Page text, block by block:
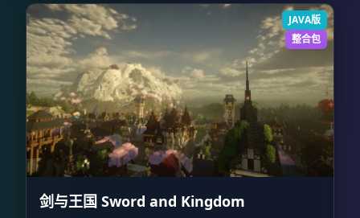
JAVA版
整合包
剑与王国 Sword and Kingdom